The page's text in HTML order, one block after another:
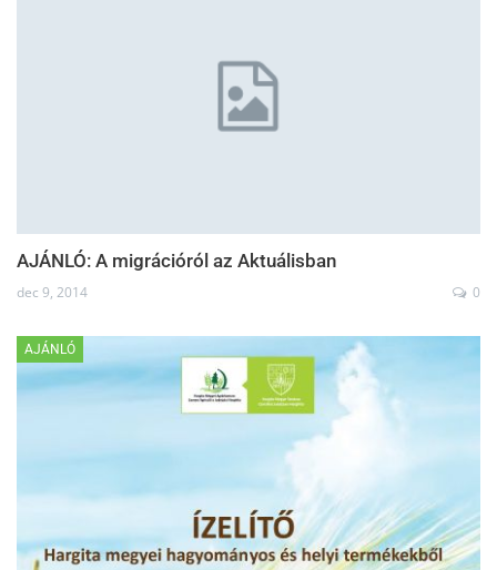
AJÁNLÓ: A migrációról az Aktuálisban
dec 9, 2014 0
AJÁNLÓ